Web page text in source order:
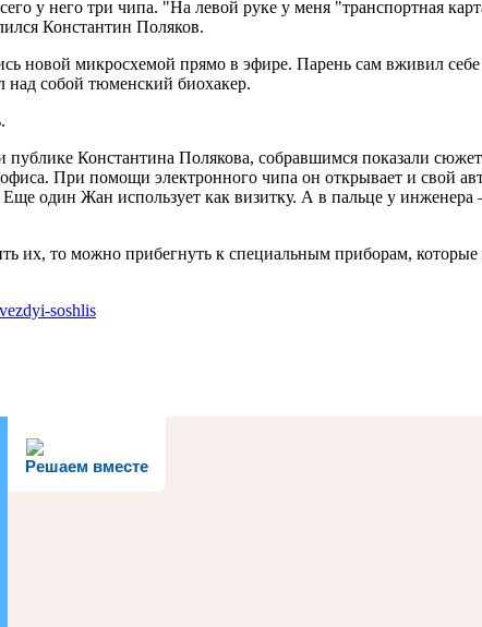
у него три чипа. "На левой руке у меня "транспортная
Константин Поляков.
новой микросхемой прямо в эфире. Парень сам вживил себе
собой тюменский биохакер.
Константина Полякова, собравшимся показали
При помощи электронного чипа он открывает и свой
один Жан использует как визитку. А в пальце у инженера
их, то можно прибегнуть к специальным приборам,
soshlis
Решаем вместе